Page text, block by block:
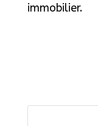
immobilier.